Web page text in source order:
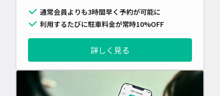
通常会員よりも3時間早く予約が可能に
利用するたびに駐車料金が常時10%OFF
詳しく見る